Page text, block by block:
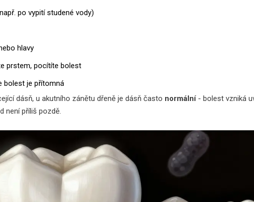
po vypití studené vody)
hlavy
prstem, pocítíte bolest
bolest je přítomná
dásň, u akutního zánětu dřeně je dásň často normální- bolest vzniká
není příliš pozdě.